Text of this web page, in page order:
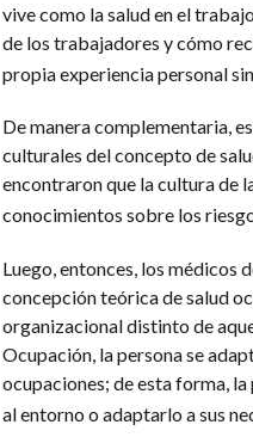
vive como la salud en el
de los trabajadores y cómo
propia experiencia personal
De manera complementaria,
culturales del concepto de
encontraron que la cultura de
conocimientos sobre los
Luego, entonces, los médicos
concepción teórica de salud
organizacional distinto de
Ocupación, la persona se
ocupaciones; de esta forma, la
al entorno o adaptarlo a sus